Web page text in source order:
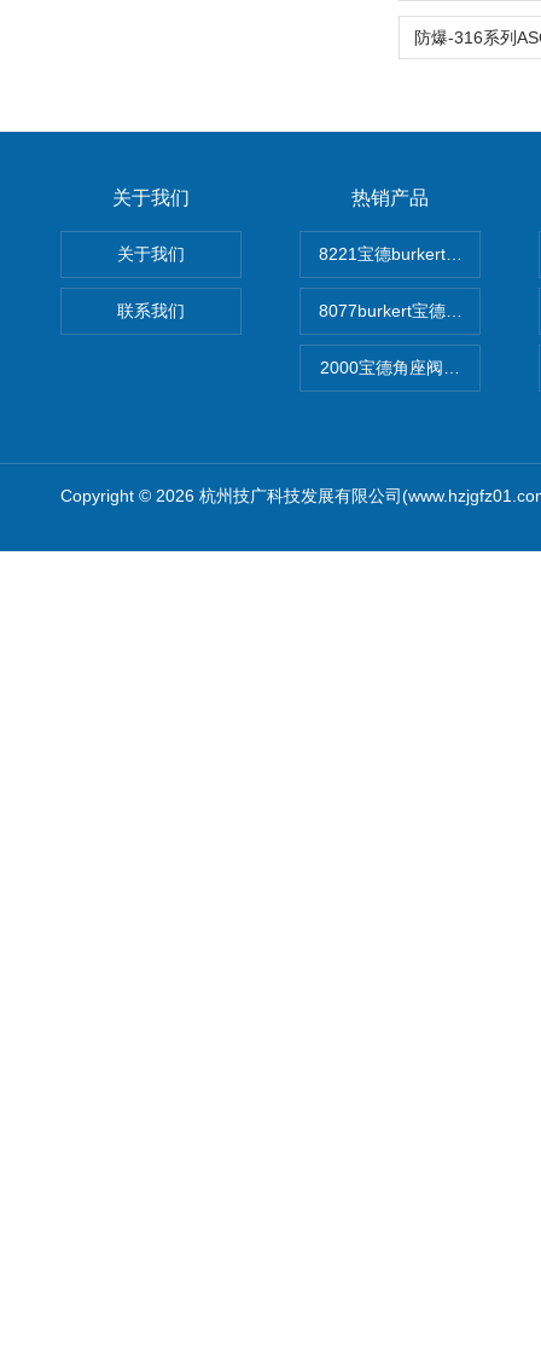
关于我们
关于我们
联系我们
热销产品
8221宝德burkert电导率探头
8077burkert宝德椭圆齿轮脉
2000宝德角座阀德国宝帝
Copyright © 2026 杭州技广科技发展有限公司